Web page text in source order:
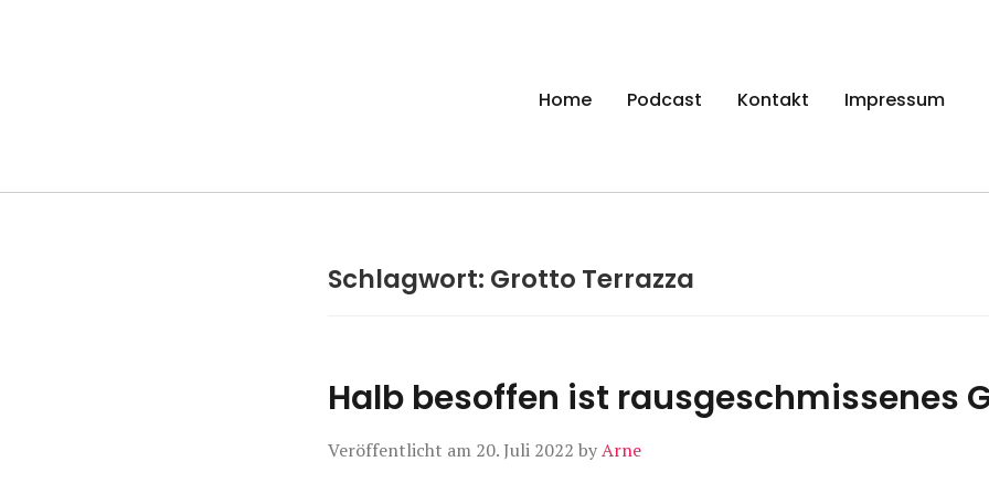
Manierenversagen
Home Podcast Kontakt Impressum
Schlagwort: Grotto Terrazza
Halb besoffen ist rausgeschmissenes
Veröffentlicht am 20. Juli 2022 byArne